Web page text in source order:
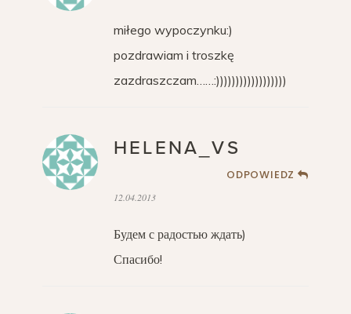
miłego wypoczynku:)
pozdrawiam i troszkę
zazdraszczam……:))))))))))))))))))
HELENA_VS
ODPOWIEDZ
12.04.2013
Будем с радостью ждать)
Спасибо!